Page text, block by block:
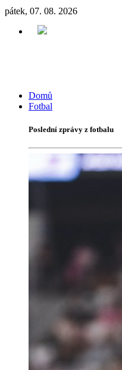
pátek, 07. 08. 2026
Domů
Fotbal
Poslední zprávy z fotbalu